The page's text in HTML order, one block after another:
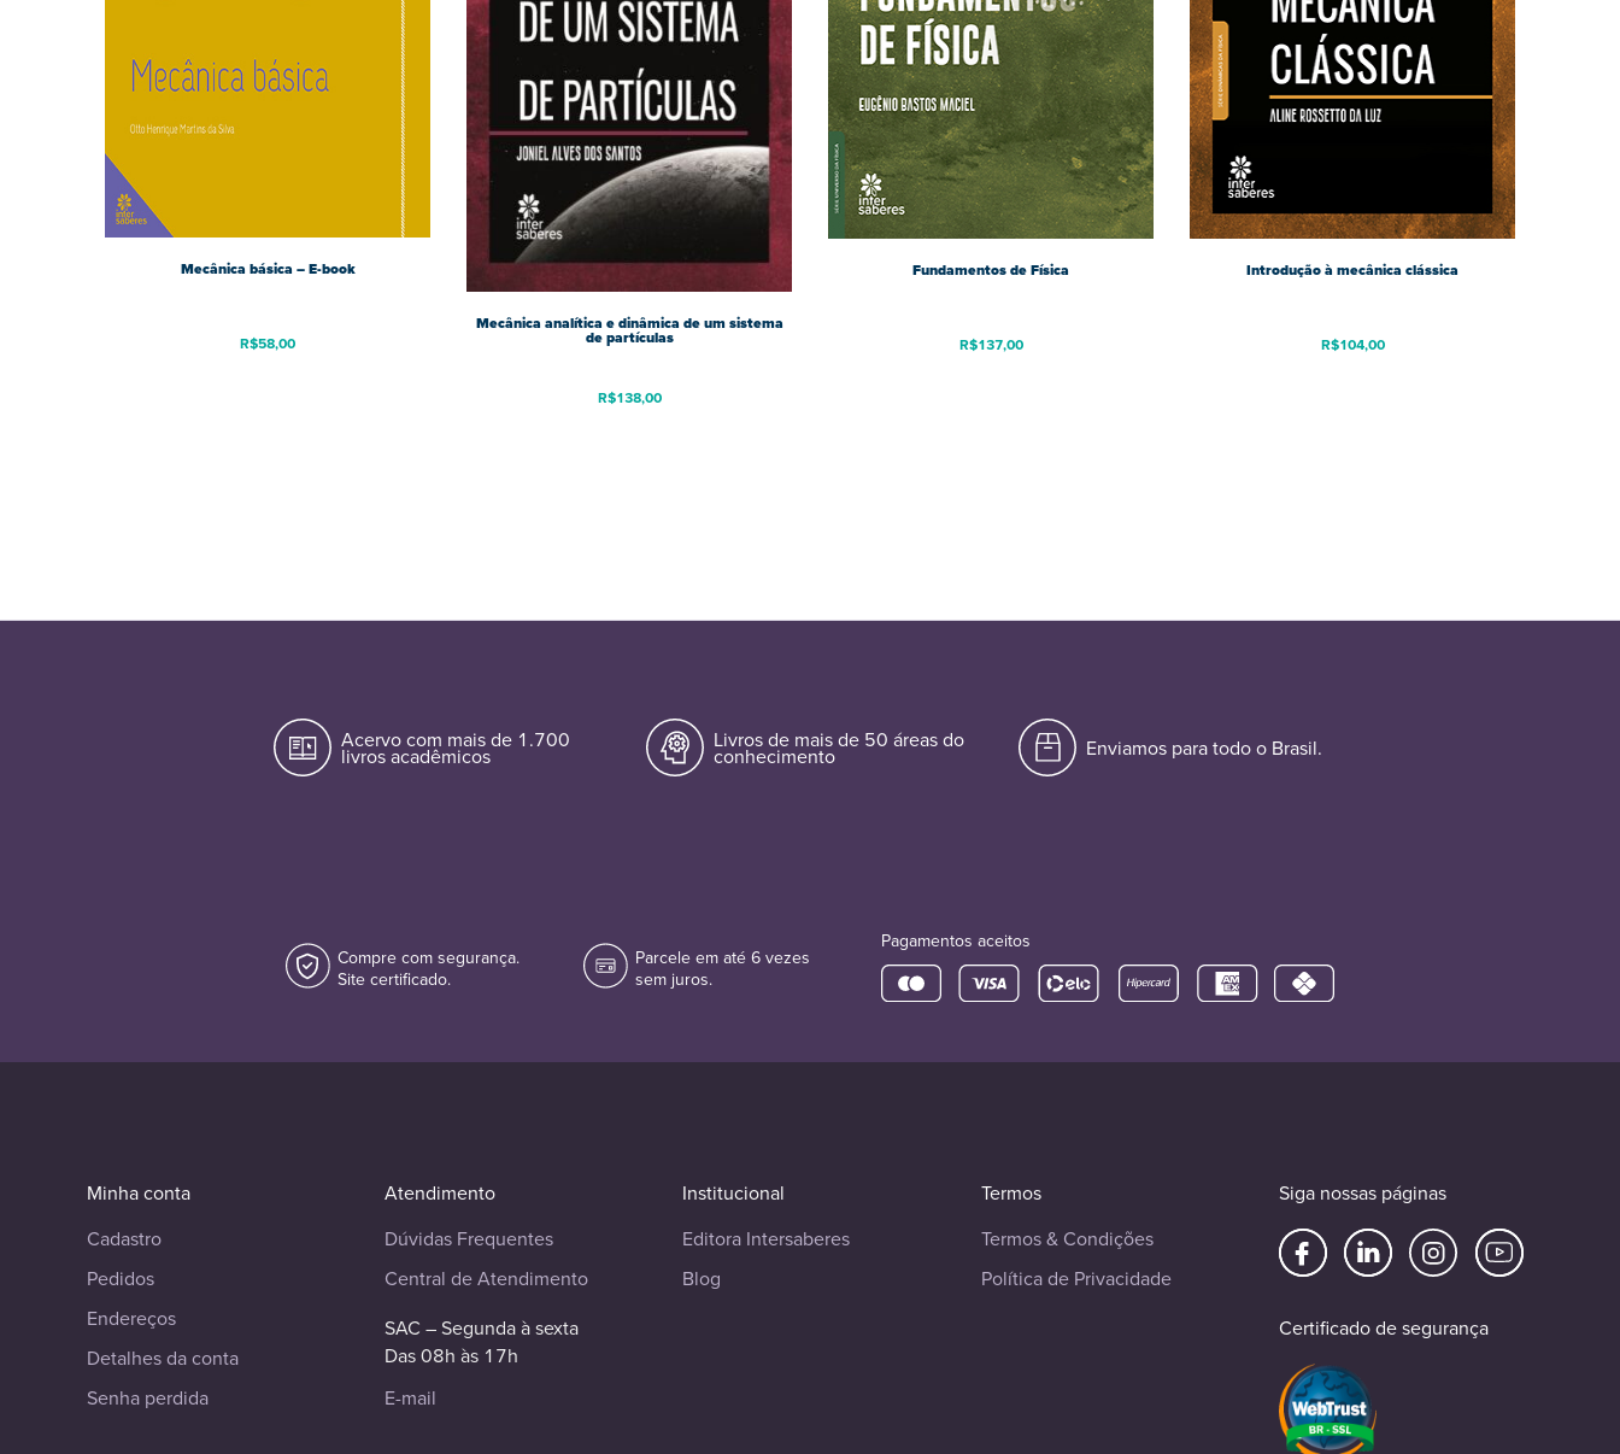
Mecânica básica – E-book
R$58,00
Mecânica analítica e dinâmica de um sistema
de partículas
R$138,00
Fundamentos de Física
R$137,00
Introdução à mecânica clássica
R$104,00
Acervo com mais de 1.700
livros acadêmicos
Livros de mais de 50 áreas do
conhecimento Enviamos para todo o Brasil.
Compre com segurança.
Site certificado.
Parcele em até 6 vezes
sem juros.
Pagamentos aceitos
Minha conta
Cadastro
Pedidos
Endereços
Detalhes da conta
Senha perdida
Atendimento
Dúvidas Frequentes
Central de Atendimento
SAC – Segunda à sexta
Das 08h às 17h
E-mail
Institucional
Editora Intersaberes
Blog
Termos
Termos & Condições
Política de Privacidade
Siga nossas páginas
Certificado de segurança